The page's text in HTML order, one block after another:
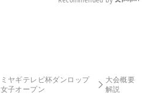
ミヤギテレビ杯ダンロップ
女子オープン
大会概要
解説